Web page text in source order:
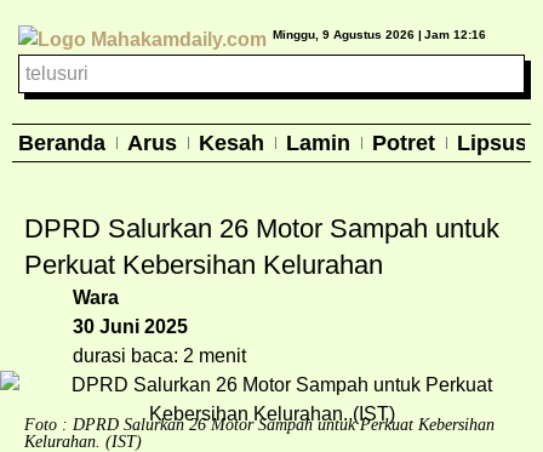
Minggu, 9 Agustus 2026 | Jam 12:16
Beranda Arus Kesah Lamin Potret Lipsus
DPRD Salurkan 26 Motor Sampah untuk
Perkuat Kebersihan Kelurahan
Wara
30 Juni 2025
durasi baca: 2 menit
Foto : DPRD Salurkan 26 Motor Sampah untuk Perkuat Kebersihan
Kelurahan. (IST)